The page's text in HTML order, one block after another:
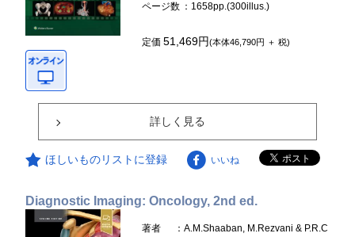
ページ数 ：1658pp.(300illus.)
定価51,469円(本体46,790円 ＋ 税)
詳しく見る
ほしいものリストに登録 いいね
Diagnostic Imaging: Oncology, 2nd ed.
著者
：A.M.Shaaban, M.Rezvani & P.R.C